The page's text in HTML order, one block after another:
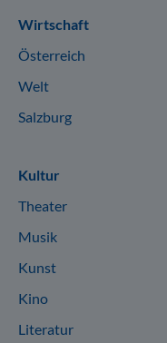
Wirtschaft
Österreich
Welt
Salzburg
Kultur
Theater
Musik
Kunst
Kino
Literatur